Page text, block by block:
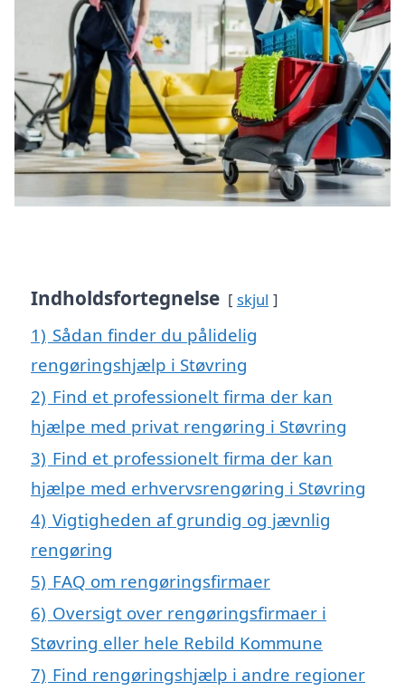
Indholdsfortegnelse skjul
1) Sådan finder du pålidelig
rengøringshjælp i Støvring
2) Find et professionelt firma der kan
hjælpe med privat rengøring i Støvring
3) Find et professionelt firma der kan
hjælpe med erhvervsrengøring i Støvring
4) Vigtigheden af grundig og jævnlig
rengøring
5) FAQ om rengøringsfirmaer
6) Oversigt over rengøringsfirmaer i
Støvring eller hele Rebild Kommune
7) Find rengøringshjælp i andre regioner